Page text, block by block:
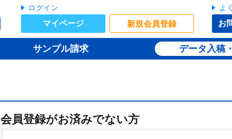
ログイン
マイページ 新規会員登録
よ
お
サンプル請求 データ入稿
会員登録がお済みでない方